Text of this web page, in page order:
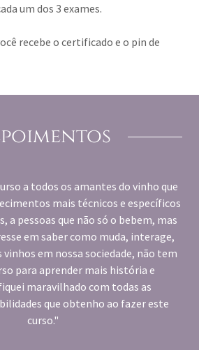
um dos 3 exames.
recebe o certificado e o pin de
a todos os amantes do vinho que
mais técnicos e específicos
a pessoas que não só o bebem, mas
em saber como muda, interage,
em nossa sociedade, não tem
para aprender mais história e
maravilhado com todas as
que obtenho ao fazer este
curso."